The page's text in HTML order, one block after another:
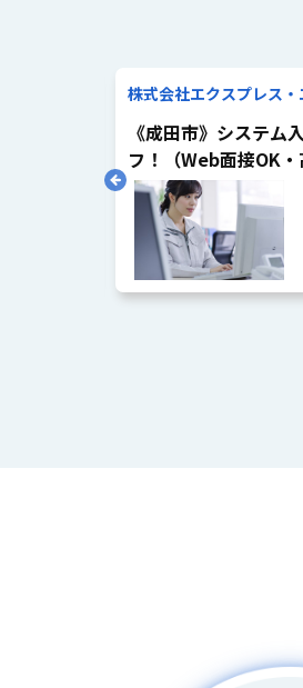
株式会社エクスプレス
《成田市》システム
フ！（Web面接OK